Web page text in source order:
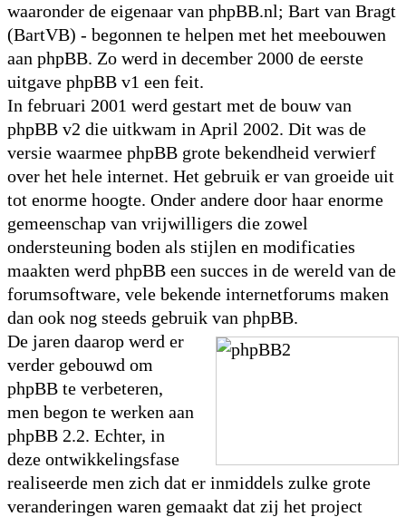
waaronder de eigenaar van phpBB.nl; Bart van Bragt
(BartVB) - begonnen te helpen met het meebouwen
aan phpBB. Zo werd in december 2000 de eerste
uitgave phpBB v1 een feit.
In februari 2001 werd gestart met de bouw van
phpBB v2 die uitkwam in April 2002. Dit was de
versie waarmee phpBB grote bekendheid verwierf
over het hele internet. Het gebruik er van groeide uit
tot enorme hoogte. Onder andere door haar enorme
gemeenschap van vrijwilligers die zowel
ondersteuning boden als stijlen en modificaties
maakten werd phpBB een succes in de wereld van de
forumsoftware, vele bekende internetforums maken
dan ook nog steeds gebruik van phpBB.
De jaren daarop werd er
verder gebouwd om
phpBB te verbeteren,
men begon te werken aan
phpBB 2.2. Echter, in
deze ontwikkelingsfase
realiseerde men zich dat er inmiddels zulke grote
veranderingen waren gemaakt dat zij het project